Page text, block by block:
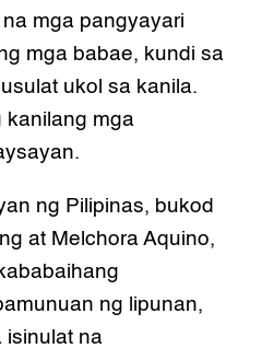
mga pangyayari
mga babae, kundi sa
ukol sa kanila.
kanilang mga
ng Pilipinas, bukod
at Melchora Aquino,
ng lipunan,
isinulat na